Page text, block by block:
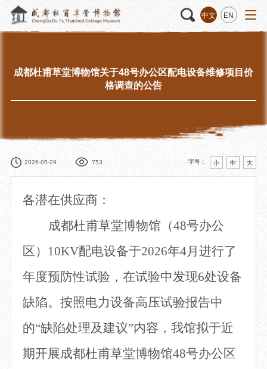
中文 EN
请
“人日游草堂”系列文化活动
数字资源
捐赠名录
文创 杜甫草堂文创馆
数字文创
IP授权
草堂艺术中心
文创咨询
景点 正门
诗史堂
少陵草堂碑亭
唐代遗址
成都杜甫草堂博物馆关于48号办公区配电设备维修项目价
格调查的公告
2026-05-29 753 字号： 小 中 大
各潜在供应商：
成都杜甫草堂博物馆（48号办公
区）10KV配电设备于2026年4月进行了
年度预防性试验，在试验中发现6处设备
缺陷。按照电力设备高压试验报告中
的“缺陷处理及建议”内容，我馆拟于近
期开展成都杜甫草堂博物馆48号办公区